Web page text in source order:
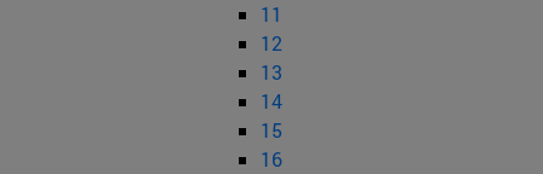
11
12
13
14
15
16